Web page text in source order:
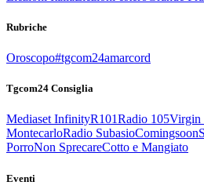
Rubriche
Oroscopo#tgcom24amarcord
Tgcom24 Consiglia
Mediaset InfinityR101Radio 105Virgin
MontecarloRadio SubasioComingsoon
PorroNon SprecareCotto e Mangiato
Eventi